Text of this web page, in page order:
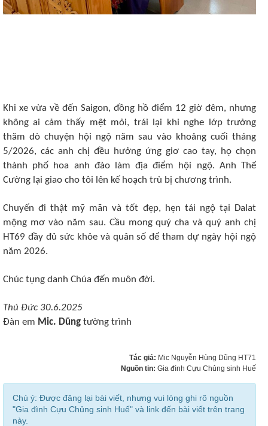
Khi xe vừa về đến Saigon, đồng hồ điểm 12 giờ đêm, nhưng
không ai cảm thấy mệt mỏi, trái lại khi nghe lớp trưởng
thăm dò chuyện hội ngộ năm sau vào khoảng cuối tháng
5/2026, các anh chị đều hưởng ứng giơ cao tay, họ chọn
thành phố hoa anh đào làm địa điểm hội ngộ. Anh Thế
Cường lại giao cho tôi lên kế hoạch trù bị chương trình.
Chuyến đi thật mỹ mãn và tốt đẹp, hẹn tái ngộ tại Dalat
mộng mơ vào năm sau. Cầu mong quý cha và quý anh chị
HT69 đầy đủ sức khỏe và quân số để tham dự ngày hội ngộ
năm 2026.
Chúc tụng danh Chúa đến muôn đời.
Thủ Đức 30.6.2025
Đàn em Mic. Dũng tường trình
Tác giả: Mic Nguyễn Hùng Dũng HT71
Nguồn tin: Gia đình Cựu Chủng sinh Huế
Chú ý: Được đăng lại bài viết, nhưng vui lòng ghi rõ nguồn
"Gia đình Cựu Chủng sinh Huế" và link đến bài viết trên trang
này.